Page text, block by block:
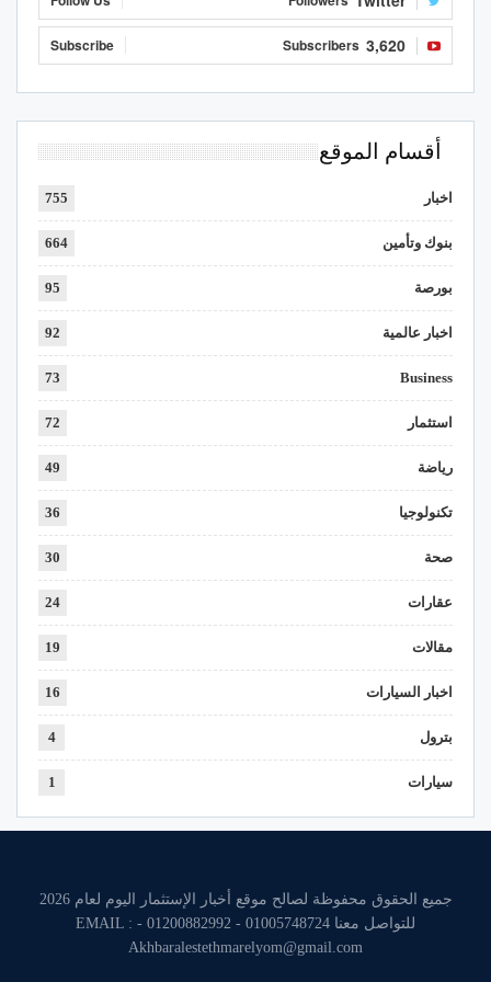
3,620
Subscribers
Subscribe
أقسام الموقع
اخبار 755
بنوك وتأمين 664
بورصة 95
اخبار عالمية 92
Business
73
استثمار 72
رياضة 49
تكنولوجيا 36
صحة 30
عقارات 24
مقالات 19
اخبار السيارات 16
بترول 4
سيارات 1
جميع الحقوق محفوظة لصالح موقع أخبار الإستثمار اليوم لعام 2026
للتواصل معنا 01005748724 - 01200882992 - EMAIL :
Akhbaralestethmarelyom@gmail.com